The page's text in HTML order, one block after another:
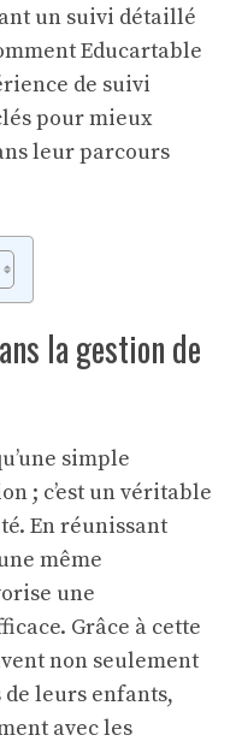
un suivi détaillé
Educartable
de suivi
pour mieux
leur parcours
la gestion de
simple
; c’est un véritable
En réunissant
même
une
Grâce à cette
non seulement
leurs enfants,
avec les